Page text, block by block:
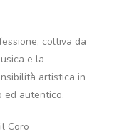
coltiva da
e la
artistica in
ed autentico.
Coro